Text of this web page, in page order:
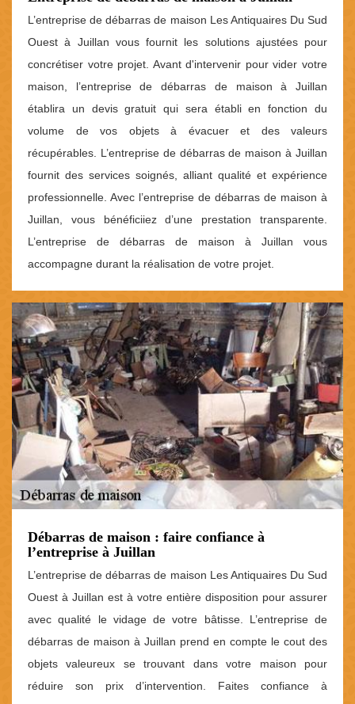
L’entreprise de débarras de maison Les Antiquaires Du Sud
Ouest à Juillan vous fournit les solutions ajustées pour
concrétiser votre projet. Avant d'intervenir pour vider votre
maison, l’entreprise de débarras de maison à Juillan
établira un devis gratuit qui sera établi en fonction du
volume de vos objets à évacuer et des valeurs
récupérables. L’entreprise de débarras de maison à Juillan
fournit des services soignés, alliant qualité et expérience
professionnelle. Avec l’entreprise de débarras de maison à
Juillan, vous bénéficiiez d’une prestation transparente.
L’entreprise de débarras de maison à Juillan vous
accompagne durant la réalisation de votre projet.
Débarras de maison : faire confiance à
l’entreprise à Juillan
L’entreprise de débarras de maison Les Antiquaires Du Sud
Ouest à Juillan est à votre entière disposition pour assurer
avec qualité le vidage de votre bâtisse. L’entreprise de
débarras de maison à Juillan prend en compte le cout des
objets valeureux se trouvant dans votre maison pour
réduire son prix d’intervention. Faites confiance à